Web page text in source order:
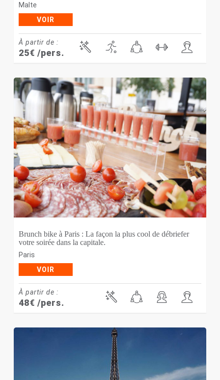
Malte
VOIR
À partir de :
25€ /pers.
Brunch bike à Paris : La façon la plus cool de débriefer
votre soirée dans la capitale.
Paris
VOIR
À partir de :
48€ /pers.